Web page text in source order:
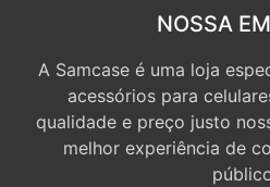
NOSSA
A Samcase é uma loja
acessórios para
qualidade e preço justo
melhor experiência de